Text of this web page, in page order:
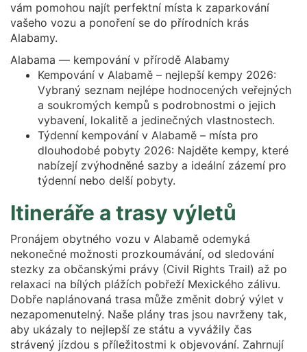
vám pomohou najít perfektní místa k zaparkování
vašeho vozu a ponoření se do přírodních krás
Alabamy.
Alabama — kempování v přírodě Alabamy
Kempování v Alabamě – nejlepší kempy 2026:
Vybraný seznam nejlépe hodnocených veřejných
a soukromých kempů s podrobnostmi o jejich
vybavení, lokalitě a jedinečných vlastnostech.
Týdenní kempování v Alabamě – místa pro
dlouhodobé pobyty 2026: Najděte kempy, které
nabízejí zvýhodněné sazby a ideální zázemí pro
týdenní nebo delší pobyty.
Itineráře a trasy výletů
Pronájem obytného vozu v Alabamě odemyká
nekonečné možnosti prozkoumávání, od sledování
stezky za občanskými právy (Civil Rights Trail) až po
relaxaci na bílých plážích pobřeží Mexického zálivu.
Dobře naplánovaná trasa může změnit dobrý výlet v
nezapomenutelný. Naše plány tras jsou navrženy tak,
aby ukázaly to nejlepší ze státu a vyvážily čas
strávený jízdou s příležitostmi k objevování. Zahrnují